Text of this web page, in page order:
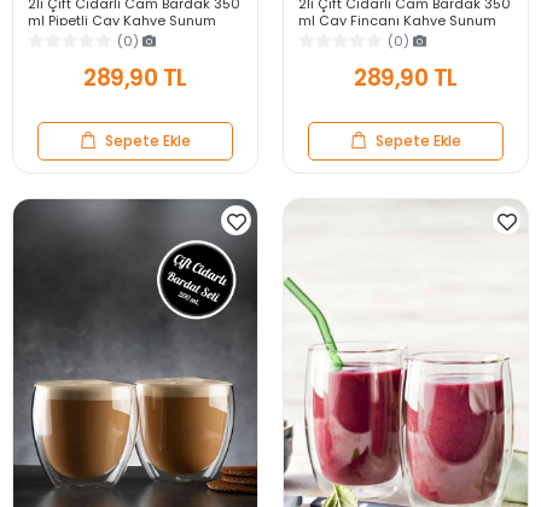
ml Pipetli Çay Kahve Sunum
Bardağı Isıya Dayanıklı Kupa
(0)
289,90 TL
Sepete Ekle
ml Çay Fincanı Kahve Sunum
Bardağı Isıya Dayanıklı Kupa
(0)
289,90 TL
Sepete Ekle